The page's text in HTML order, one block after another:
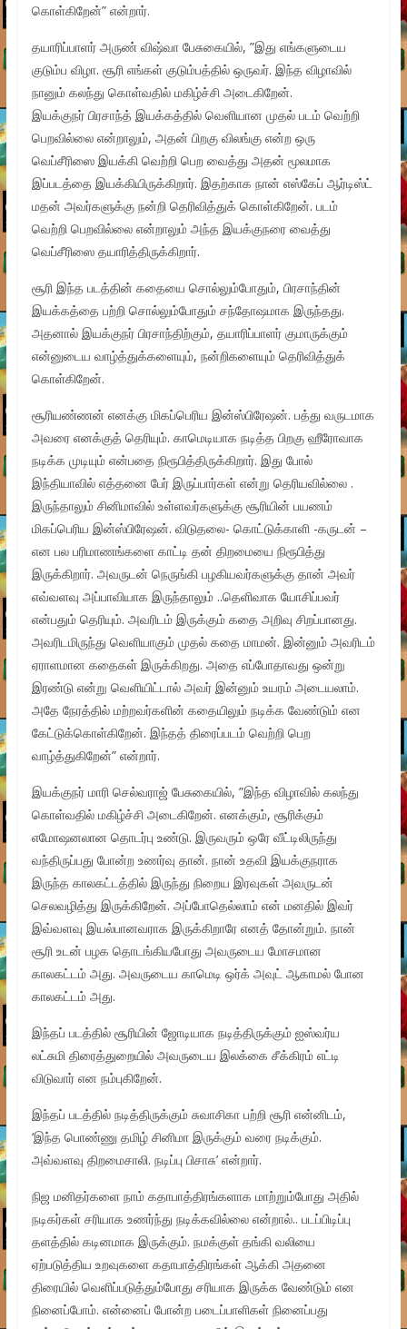
கொள்கிறேன்” என்றார்.
தயாரிப்பாளர் அருண் விஷ்வா பேசுகையில், ”இது எங்களுடைய
குடும்ப விழா. சூரி எங்கள் குடும்பத்தில் ஒருவர். இந்த விழாவில்
நானும் கலந்து கொள்வதில் மகிழ்ச்சி அடைகிறேன்.
இயக்குநர் பிரசாந்த் இயக்கத்தில் வெளியான முதல் படம் வெற்றி
பெறவில்லை என்றாலும், அதன் பிறகு விலங்கு என்ற ஒரு
வெப்சீரிஸை இயக்கி வெற்றி பெற வைத்து அதன் மூலமாக
இப்படத்தை இயக்கியிருக்கிறார். இதற்காக நான் எஸ்கேப் ஆர்டிஸ்ட்
மதன் அவர்களுக்கு நன்றி தெரிவித்துக் கொள்கிறேன். படம்
வெற்றி பெறவில்லை என்றாலும் அந்த இயக்குநரை வைத்து
வெப்சீரிஸை தயாரித்திருக்கிறார்.
சூரி இந்த படத்தின் கதையை சொல்லும்போதும், பிரசாந்தின்
இயக்கத்தை பற்றி சொல்லும்போதும் சந்தோஷமாக இருந்தது.
அதனால் இயக்குநர் பிரசாந்திற்கும், தயாரிப்பாளர் குமாருக்கும்
என்னுடைய வாழ்த்துக்களையும், நன்றிகளையும் தெரிவித்துக்
கொள்கிறேன்.
சூரியண்ணன் எனக்கு மிகப்பெரிய இன்ஸ்பிரேஷன். பத்து வருடமாக
அவரை எனக்குத் தெரியும். காமெடியாக நடித்த பிறகு ஹீரோவாக
நடிக்க முடியும் என்பதை நிரூபித்திருக்கிறார். இது போல்
இந்தியாவில் எத்தனை பேர் இருப்பார்கள் என்று தெரியவில்லை .
இருந்தாலும் சினிமாவில் உள்ளவர்களுக்கு சூரியின் பயணம்
மிகப்பெரிய இன்ஸ்பிரேஷன். விடுதலை- கொட்டுக்காளி -கருடன் –
என பல பரிமாணங்களை காட்டி தன் திறமையை நிரூபித்து
இருக்கிறார். அவருடன் நெருங்கி பழகியவர்களுக்கு தான் அவர்
எவ்வளவு அப்பாவியாக இருந்தாலும் ..தெளிவாக யோசிப்பவர்
என்பதும் தெரியும். அவரிடம் இருக்கும் கதை அறிவு சிறப்பானது.
அவரிடமிருந்து வெளியாகும் முதல் கதை மாமன். இன்னும் அவரிடம்
ஏராளமான கதைகள் இருக்கிறது. அதை எப்போதாவது ஒன்று
இரண்டு என்று வெளியிட்டால் அவர் இன்னும் உயரம் அடையலாம்.
அதே நேரத்தில் மற்றவர்களின் கதையிலும் நடிக்க வேண்டும் என
கேட்டுக்கொள்கிறேன். இந்தத் திரைப்படம் வெற்றி பெற
வாழ்த்துகிறேன்” என்றார்.
இயக்குநர் மாரி செல்வராஜ் பேசுகையில், ”இந்த விழாவில் கலந்து
கொள்வதில் மகிழ்ச்சி அடைகிறேன். எனக்கும், சூரிக்கும்
எமோஷனலான தொடர்பு உண்டு. இருவரும் ஒரே வீட்டிலிருந்து
வந்திருப்பது போன்ற உணர்வு தான். நான் உதவி இயக்குநராக
இருந்த காலகட்டத்தில் இருந்து நிறைய இரவுகள் அவருடன்
செலவழித்து இருக்கிறேன். அப்போதெல்லாம் என் மனதில் இவர்
இவ்வளவு இயல்பானவராக இருக்கிறாரே எனத் தோன்றும். நான்
சூரி உடன் பழக தொடங்கியபோது அவருடைய மோசமான
காலகட்டம் அது. அவருடைய காமெடி ஒர்க் அவுட் ஆகாமல் போன
காலகட்டம் அது.
இந்தப் படத்தில் சூரியின் ஜோடியாக நடித்திருக்கும் ஐஸ்வர்ய
லட்சுமி திரைத்துறையில் அவருடைய இலக்கை சீக்கிரம் எட்டி
விடுவார் என நம்புகிறேன்.
இந்தப் படத்தில் நடித்திருக்கும் சுவாசிகா பற்றி சூரி என்னிடம்,
‘இந்த பொண்ணு தமிழ் சினிமா இருக்கும் வரை நடிக்கும்.
அவ்வளவு திறமைசாலி. நடிப்பு பிசாசு’ என்றார்.
நிஜ மனிதர்களை நாம் கதாபாத்திரங்களாக மாற்றும்போது அதில்
நடிகர்கள் சரியாக உணர்ந்து நடிக்கவில்லை என்றால்.. படப்பிடிப்பு
தளத்தில் கடினமாக இருக்கும். நமக்குள் தங்கி வலியை
ஏற்படுத்திய உறவுகளை கதாபாத்திரங்கள் ஆக்கி அதனை
திரையில் வெளிப்படுத்தும்போது சரியாக இருக்க வேண்டும் என
நினைப்போம். என்னைப் போன்ற படைப்பாளிகள் நினைப்பது